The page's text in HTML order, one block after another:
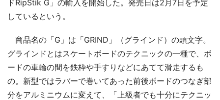
ドRipStik G」の輸入を開始した。発売日は2月7日を予定
しているという。
商品名の「G」は「GRIND」（グラインド）の頭文字。
グラインドとはスケートボードのテクニックの一種で、ボ
ードの車輪の間を鉄枠や手すりなどにあてて滑走するも
の。新型ではラバーで巻いてあった前後ボードのつなぎ部
分をアルミニウムに変えて、「上級者でも十分にテクニッ